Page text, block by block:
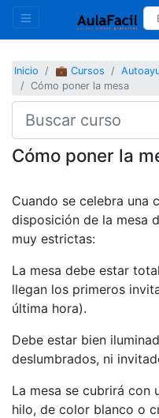
Inicio 💼 Cursos
Cómo poner la mesa
Cómo poner la
Cuando se celebra una
disposición de la mesa
muy estrictas:
La mesa debe estar
llegan los primeros
última hora).
Debe estar bien
deslumbrados, ni
La mesa se cubrirá con
hilo, de color blanco o